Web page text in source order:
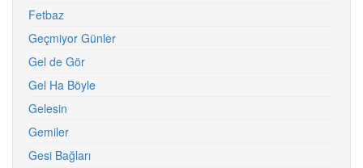
Fetbaz
Geçmiyor Günler
Gel de Gör
Gel Ha Böyle
Gelesin
Gemiler
Gesi Bağları